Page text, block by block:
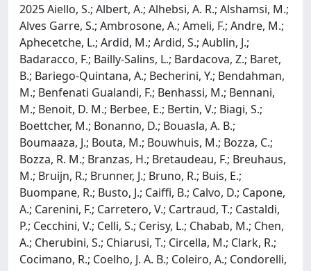
2025 Aiello, S.; Albert, A.; Alhebsi, A. R.; Alshamsi, M.;
Alves Garre, S.; Ambrosone, A.; Ameli, F.; Andre, M.;
Aphecetche, L.; Ardid, M.; Ardid, S.; Aublin, J.;
Badaracco, F.; Bailly-Salins, L.; Bardacova, Z.; Baret,
B.; Bariego-Quintana, A.; Becherini, Y.; Bendahman,
M.; Benfenati Gualandi, F.; Benhassi, M.; Bennani,
M.; Benoit, D. M.; Berbee, E.; Bertin, V.; Biagi, S.;
Boettcher, M.; Bonanno, D.; Bouasla, A. B.;
Boumaaza, J.; Bouta, M.; Bouwhuis, M.; Bozza, C.;
Bozza, R. M.; Branzas, H.; Bretaudeau, F.; Breuhaus,
M.; Bruijn, R.; Brunner, J.; Bruno, R.; Buis, E.;
Buompane, R.; Busto, J.; Caiffi, B.; Calvo, D.; Capone,
A.; Carenini, F.; Carretero, V.; Cartraud, T.; Castaldi,
P.; Cecchini, V.; Celli, S.; Cerisy, L.; Chabab, M.; Chen,
A.; Cherubini, S.; Chiarusi, T.; Circella, M.; Clark, R.;
Cocimano, R.; Coelho, J. A. B.; Coleiro, A.; Condorelli,